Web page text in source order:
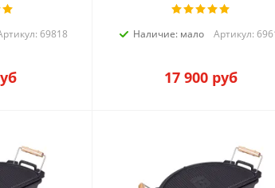
69818 Наличие: мало Артикул:
17 900 руб